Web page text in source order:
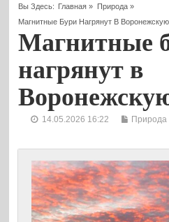
Вы Здесь: Главная » Природа»
Магнитные Бури Нагрянут В
Магнитные
нагрянут в
14.05.2026 16:22 Природа